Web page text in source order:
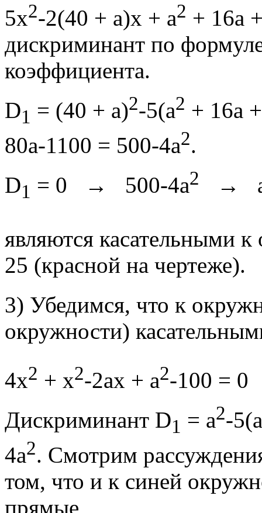
5x2-2(40 + a)x + a2 + 16a
дискриминант по
коэффициента.
D1 = (40 + a)2-5(a2 + 16a
80a-1100 = 500-4a2.
D1 = 0 → 500-4a2 →
являются касательными
25 (красной на чертеже).
3) Убедимся, что к
окружности)
4х2 + х2-2ах + а2-100 =
Дискриминант D1 = a2-5(a
4a2. Смотрим
том, что и к синей
прямые